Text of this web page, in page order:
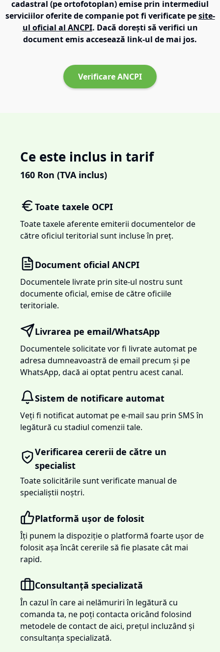
cadastral (pe ortofotoplan) emise prin intermediul
serviciilor oferite de companie pot fi verificate pe site-
ul oficial al ANCPI. Dacă dorești să verifici un
document emis accesează link-ul de mai jos.
Verificare ANCPI
Ce este inclus in tarif
160 Ron (TVA inclus)
Toate taxele OCPI
Toate taxele aferente emiterii documentelor de
către oficiul teritorial sunt incluse în preț.
Document oficial ANCPI
Documentele livrate prin site-ul nostru sunt
documente oficial, emise de către oficiile
teritoriale.
Livrarea pe email/WhatsApp
Documentele solicitate vor fi livrate automat pe
adresa dumneavoastră de email precum și pe
WhatsApp, dacă ai optat pentru acest canal.
Sistem de notificare automat
Veți fi notificat automat pe e-mail sau prin SMS în
legătură cu stadiul comenzii tale.
Verificarea cererii de către un
specialist
Toate solicitările sunt verificate manual de
specialiștii noștri.
Platformă ușor de folosit
Îți punem la dispoziție o platformă foarte ușor de
folosit așa încât cererile să fie plasate cât mai
rapid.
Consultanță specializată
În cazul în care ai nelămuriri în legătură cu
comanda ta, ne poți contacta oricând folosind
metodele de contact de aici, prețul incluzând și
consultanța specializată.